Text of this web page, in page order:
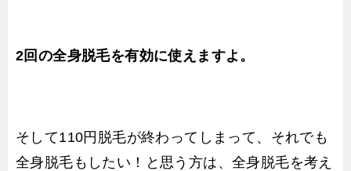
2回の全身脱毛を有効に使えますよ。
そして110円脱毛が終わってしまって、それでも
全身脱毛もしたい！と思う方は、全身脱毛を考え